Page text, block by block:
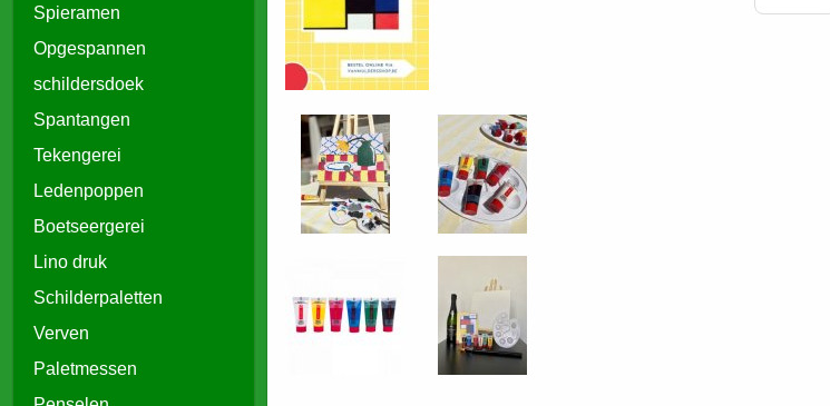
Spieramen
Opgespannen
schildersdoek
Spantangen
Tekengerei
Ledenpoppen
Boetseergerei
Lino druk
Schilderpaletten
Verven
Paletmessen